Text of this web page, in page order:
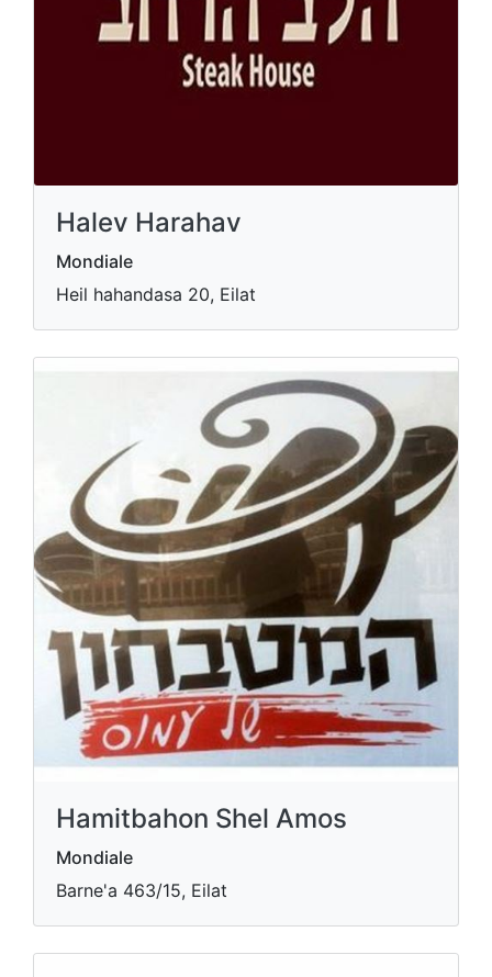
Halev Harahav
Mondiale
Heil hahandasa 20, Eilat
Hamitbahon Shel Amos
Mondiale
Barne'a 463/15, Eilat